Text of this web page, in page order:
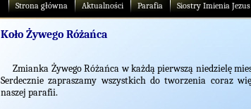
Strona główna Aktualności Parafia Siostry Imienia Jezus
Koło Żywego Różańca
Zmianka Żywego Różańca w każdą pierwszą niedzielę
Serdecznie zapraszamy wszystkich do tworzenia coraz
naszej parafii.